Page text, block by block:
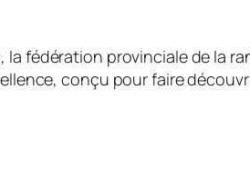
la fédération provinciale de la
conçu pour faire